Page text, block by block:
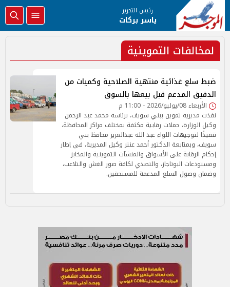
رئيس التحرير
ياسر بركات
لمخالفات التموينية
ضبط سلع غذائية منتهية الصلاحية وكميات من
الدقيق المدعم قبل بيعها بالسوق
الأربعاء 08/يوليو/2026 - 11:00 م
نفذت مديرية تموين ببني سويف، برئاسة محمد عبد الرحمن
وكيل الوزارة، حملات رقابية مكثفة بمختلف مراكز المحافظة،
تنفيذًا لتوجيهات اللواء عبد الله عبدالعزيز محافظ بني
سويف، وبمتابعة الدكتور أحمد عنتر وكيل المديرية، في إطار
إحكام الرقابة على الأسواق والمنشآت التموينية والمخابز
ومستودعات البوتاجاز، والتصدي لكافة صور الغش والتلاعب،
وضمان وصول السلع المدعمة للمستحقين.